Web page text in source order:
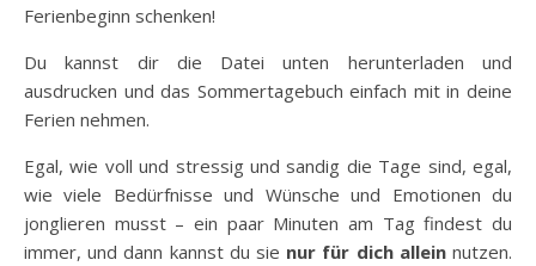
Ferienbeginn schenken!
Du kannst dir die Datei unten herunterladen und
ausdrucken und das Sommertagebuch einfach mit in deine
Ferien nehmen.
Egal, wie voll und stressig und sandig die Tage sind, egal,
wie viele Bedürfnisse und Wünsche und Emotionen du
jonglieren musst – ein paar Minuten am Tag findest du
immer, und dann kannst du sie nur für dich alleinnutzen.